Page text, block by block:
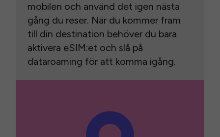
mobilen och använd det igen nästa
gång du reser. När du kommer fram
till din destination behöver du bara
aktivera eSIM:et och slå på
dataroaming för att komma igång.